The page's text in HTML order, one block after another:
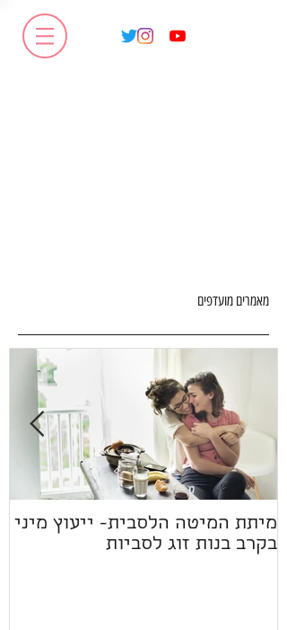
מאמרים מועדפים
מיתת המיטה הלסבית- ייעוץ מיני
בקרב בנות זוג לסביות